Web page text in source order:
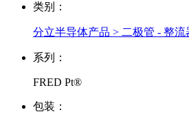
类别：
分立半导体产品 > 二极管 - 整流
系列：
FRED Pt®
包装：